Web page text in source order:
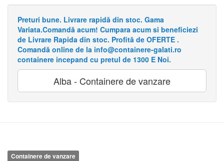
Preturi bune. Livrare rapidă din stoc. Gama
Variata.Comandă acum! Cumpara acum si beneficiezi
de Livrare Rapida din stoc. Profită de OFERTE .
Comandă online de la info@containere-galati.ro
containere incepand cu pretul de 1300 E Noi.
Alba - Containere de vanzare
Containere de vanzare